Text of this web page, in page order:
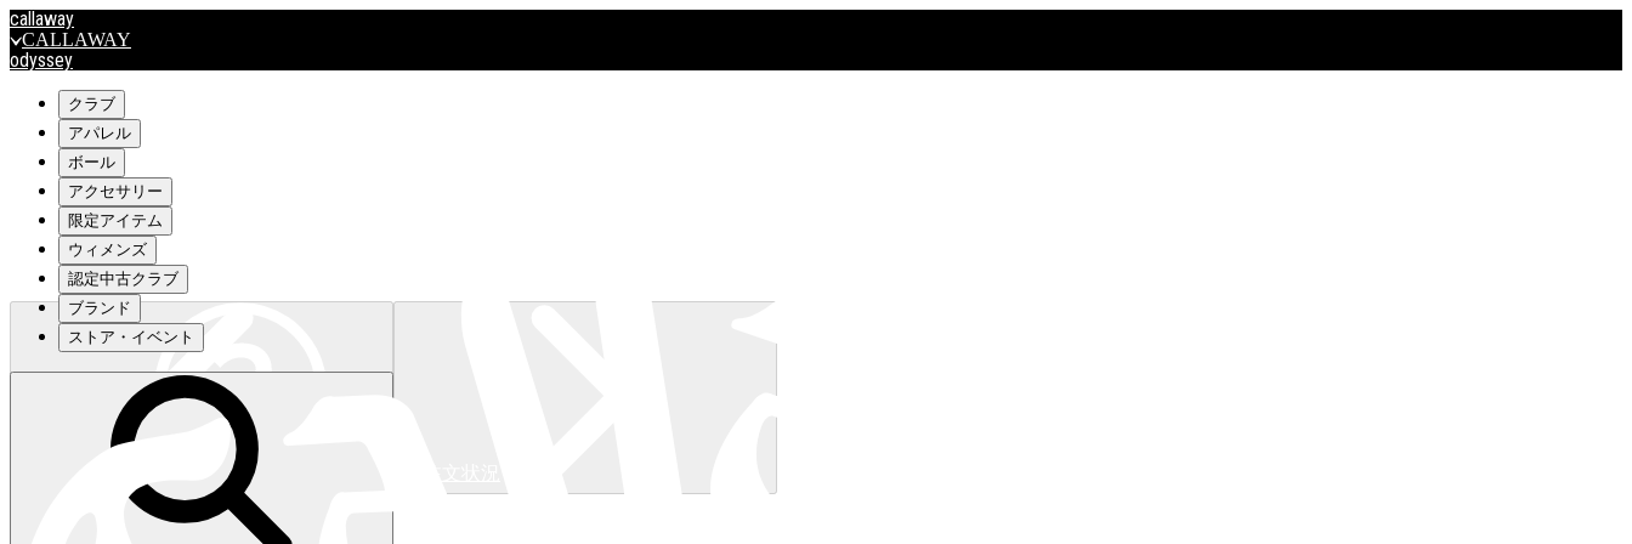
callaway
CALLAWAY
odyssey
travismathew
outlet
OUTLET
キャロウェイアパレルはこちら>>>
キャロウェイアパレルはこちら>>>
クラブ
アパレル
ボール
アクセサリー
限定アイテム
ウィメンズ
認定中古クラブ
ブランド
ストア・イベント